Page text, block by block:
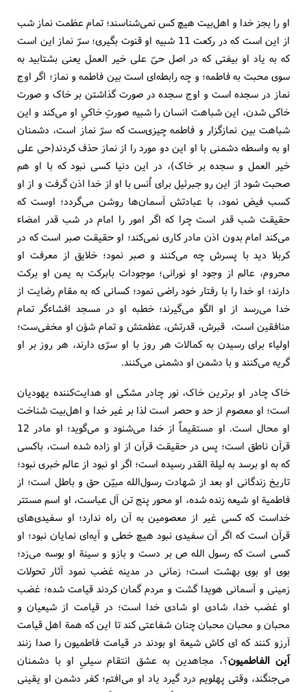
او را بجز خدا و اهل‌بیت هیچ کس نمی‌شناسند؛ تمام عظمت نماز شب
از این است که در رکعت 11 شبیه او قنوت بگیری؛ سرّ نماز این است
که به یاد او بیفتی که در اصل حیّ علی خیر العمل یعنی بشتابید به
سوی محبت به فاطمه؛ و چه رابطه‌ای است بین فاطمه و نماز؛ اگر اوج
نماز در سجده است و اوج سجده در صورت گذاشتن بر خاک و صورت
خاکی شدن، این شباهت انسان را شبیه صورتِ خاکیِ او می‌کند و این
شباهت بین نمازگزار و فاطمه چیزی‌ست که سرّ نماز است، دشمنان
او به واسطه دشمنی با او این دو مورد را از نماز حذف کردند(حی علی
خیر العمل و سجده بر خاک)، در این دنیا کسی نبود که با او هم
صحبت شود از این رو جبرئیل برای اُنس با او از خدا اذن گرفت و از او
کسب فیض نمود، با عبادتش آسمان‌ها روشن می‌گردد؛ اوست که
حقیقت شب قدر است چرا که اگر امور را امام در شب قدر امضاء
می‌کند امام بدون اذن مادر کاری نمی‌کند؛ او حقیقت صبر است که در
کربلا دید با پسرش چه می‌کنند و صبر نمود؛ خلایق از معرفت او
محروم، عالم از وجود او نورانی؛ موجودات بابرکت به یمن او برکت
دارند؛ او خدا را با رفتار خود راضی نمود؛ کسانی که به مقام رضایت از
خدا می‌رسد از او الگو می‌گیرند؛ خطبه او در مسجد افشاءگر تمام
منافقین است، قبرش، قدرتش، عظمتش و تمام شؤن او مخفی‌ست؛
اولیاء برای رسیدن به کمالات هر روز با او سرّی دارند، هر روز بر او
گریه می‌کنند و با دشمن او دشمنی می‌کنند.
خاک چادر او برترین خاک، نور چادر مشکی او هدایت‌کننده یهودیان
است؛ او معصوم از حد و حصر است لذا بر غیر خدا و اهل‌بیت شناخت
او محال است. او مستقیماً از خدا می‌شنود و می‌گوید؛ او مادر 12
قرآن ناطق است؛ پس در حقیقت قرآن از او زاده شده است، باکسی
که به او برسد به لیلة القدر رسیده است؛ اگر او نبود از عالم خبری نبود؛
تاریخ زندگانی او بعد از شهادت رسول‌الله مبیّن حق و باطل است؛ از
فاطمیة او شیعه زنده شده، او محور پنج تن آل عباست، او اسم مستتر
خداست که کسی غیر از معصومین به آن راه ندارد؛ او سفیدی‌های
قرآن است که اگر آن سفیدی نبود هیچ خطی و آیه‌ای نمایان نبود؛ او
کسی است که رسول الله ص بر دست و بازو و سینة او بوسه می‌زد؛
بوی او بوی بهشت است؛ زمانی در مدینه غضب نمود آثار تحولات
زمینی و آسمانی هویدا گشت و مردم گمان کردند قیامت شده؛ غضب
او غضب خدا، شادی او شادی خدا است؛ در قیامت از شیعیان و
محبان و محبان محبان چنان شفاعتی ‌کند تا این که همة اهل قیامت
آرزو کنند که ‌ای کاش شیعة او بودند در قیامت فاطمیون را صدا زنند
اَین الفاطمیون؟، مجاهدین به عشق انتقام سیلیِ او با دشمنان
می‌جنگند، وقتی پهلویم درد گیرد یاد او می‌افتم؛ کفر دشمن او یقینی